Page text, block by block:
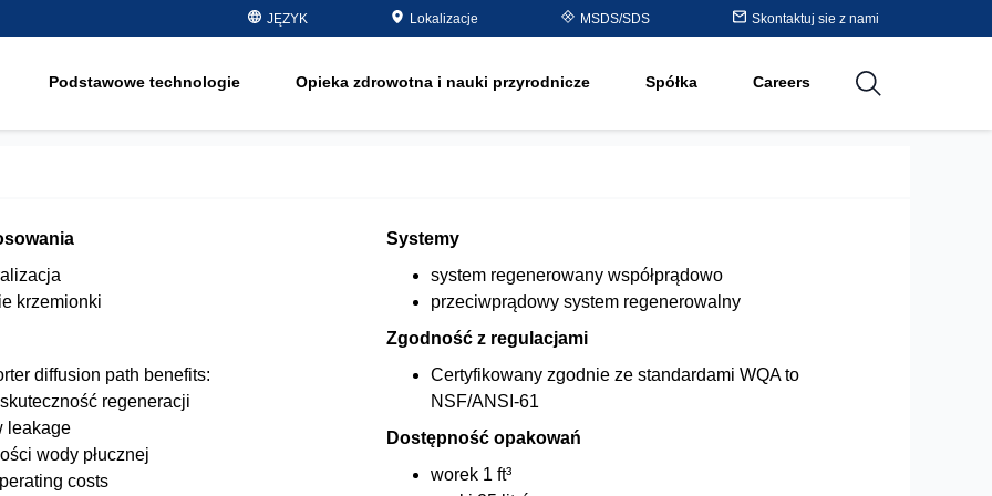
JĘZYK Lokalizacje MSDS/SDS Skontaktuj sie z nami
Podstawowe technologie Opieka zdrowotna i nauki przyrodnicze Spółka Careers
półprzewodniki - elektronika
usuwanie substancji
zmiękczanie
Water Purity Solutions
Purolite™ Resin Periodic
Table
krzemionki
diffusion path benefits:
regeneracji
leakage
wody płucznej
costs
Systemy
system regenerowany współprądowo
przeciwprądowy system regenerowalny
Zgodność z regulacjami
Certyfikowany zgodnie ze standardami WQA to
NSF/ANSI-61
Dostępność opakowań
worek 1 ft³